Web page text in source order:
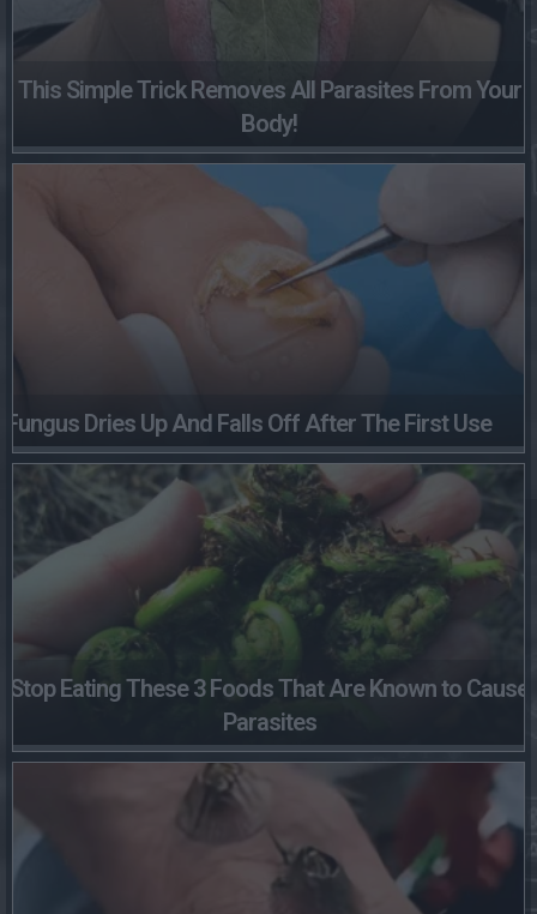
This Simple Trick Removes All Parasites From Your
Body!
Fungus Dries Up And Falls Off After The First Use
Stop Eating These 3 Foods That Are Known to Cause
Parasites